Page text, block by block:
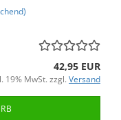
42,95 EUR
19% MwSt. zzgl. Versand